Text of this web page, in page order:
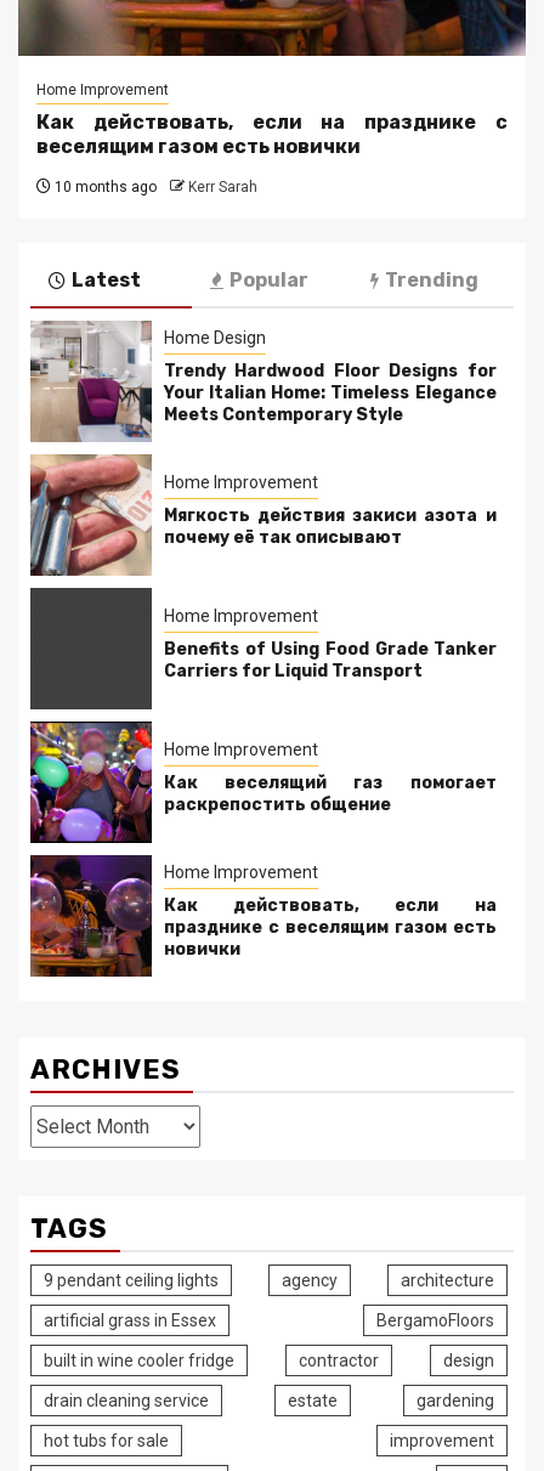
Home Improvement
Как действовать, если на празднике с
веселящим газом есть новички
10 months ago Kerr Sarah
Latest Popular Trending
Home Design
Trendy Hardwood Floor Designs for
Your Italian Home: Timeless Elegance
Meets Contemporary Style
Home Improvement
Мягкость действия закиси азота и
почему её так описывают
Home Improvement
Benefits of Using Food Grade Tanker
Carriers for Liquid Transport
Home Improvement
Как веселящий газ помогает
раскрепостить общение
Home Improvement
Как действовать, если на
празднике с веселящим газом есть
новички
ARCHIVES
Archives
TAGS
9 pendant ceiling lights agency architecture
artificial grass in Essex BergamoFloors
built in wine cooler fridge contractor design
drain cleaning service estate gardening
hot tubs for sale improvement